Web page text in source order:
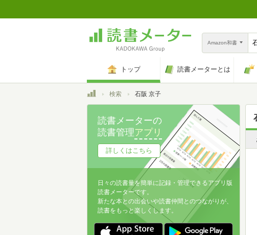
Amazon和書
トップ 読書メーターとは
トップ検索 石阪 京子
読書メーターの
読書管理アプリ
詳しくはこちら
日々の読書量を簡単に記録・管理できるアプリ版
読書メーターです。
新たな本との出会いや読書仲間とのつながりが、
読書をもっと楽しくします。